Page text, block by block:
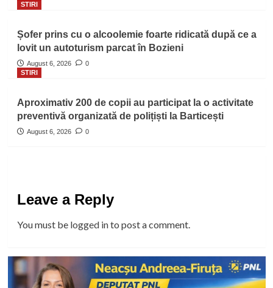
STIRI
Șofer prins cu o alcoolemie foarte ridicată după ce a
lovit un autoturism parcat în Bozieni
August 6, 2026
0
STIRI
Aproximativ 200 de copii au participat la o activitate
preventivă organizată de polițiști la Barticești
August 6, 2026 0
Leave a Reply
You must be logged into post a comment.